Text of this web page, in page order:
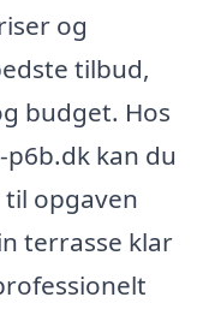
og
tilbud,
budget. Hos
kan du
opgaven
terrasse klar